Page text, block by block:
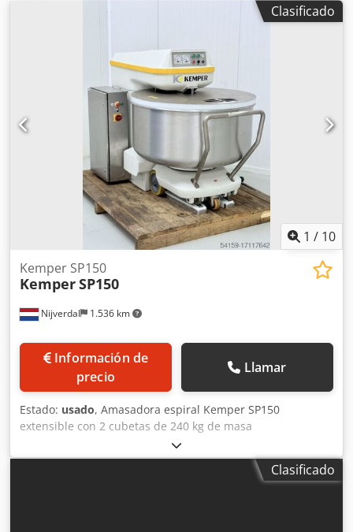
Clasificado
1 / 10
Nijverdal 1.536 km
Kemper SP150
KemperSP150
Información de
precio
Llamar
Estado: usado, Amasadora espiral Kemper SP150
extensible con 2 cubetas de 240 kg de masa
Dcsdpfxoumprmo Ag Tek Capacidad en harina 150kg
Capacidad de la cuba 355 litros
Clasificado